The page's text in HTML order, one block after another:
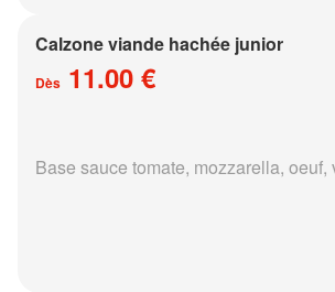
Calzone viande hachée junior
Dès 11.00 €
Base sauce tomate, mozzarella, oeuf,